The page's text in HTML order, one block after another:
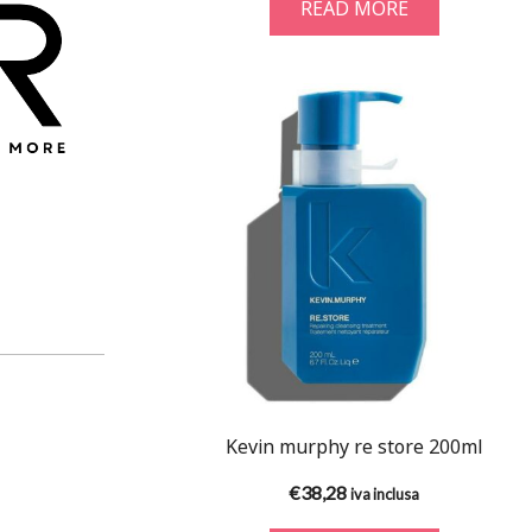
READ MORE
Kevin murphy re store 200ml
€38,28iva inclusa